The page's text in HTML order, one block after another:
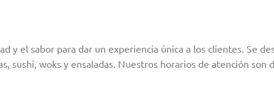
y el sabor para dar un experiencia única a los clientes. Se
sushi, woks y ensaladas. Nuestros horarios de atención son